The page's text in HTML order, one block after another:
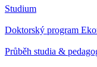
Studium
Doktorský program
Průběh studia &